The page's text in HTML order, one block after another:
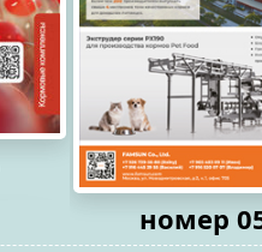
номер